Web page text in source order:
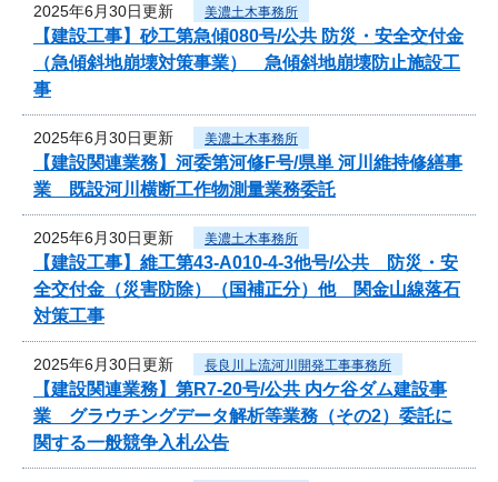
2025年6月30日更新 美濃土木事務所
【建設工事】砂工第急傾080号/公共 防災・安全交付金
（急傾斜地崩壊対策事業） 急傾斜地崩壊防止施設工
事
2025年6月30日更新 美濃土木事務所
【建設関連業務】河委第河修F号/県単 河川維持修繕事
業 既設河川横断工作物測量業務委託
2025年6月30日更新 美濃土木事務所
【建設工事】維工第43-A010-4-3他号/公共 防災・安
全交付金（災害防除）（国補正分）他 関金山線落石
対策工事
2025年6月30日更新 長良川上流河川開発工事事務所
【建設関連業務】第R7-20号/公共 内ケ谷ダム建設事
業 グラウチングデータ解析等業務（その2）委託に
関する一般競争入札公告